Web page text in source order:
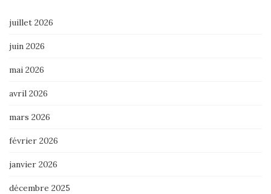
juillet 2026
juin 2026
mai 2026
avril 2026
mars 2026
février 2026
janvier 2026
décembre 2025